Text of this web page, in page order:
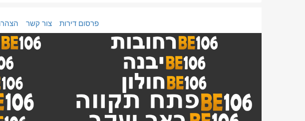
פרסום דירות צור קשר